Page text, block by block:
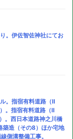
。伊佐智佐神社にてお
。指宿有料道路（Ⅱ
。指宿有料道路（Ⅱ
。西日本道路神之川橋
築造（その8）ほか宅地
側溝整備工事。